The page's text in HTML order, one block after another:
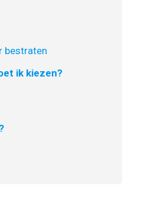
bestraten
ik kiezen?